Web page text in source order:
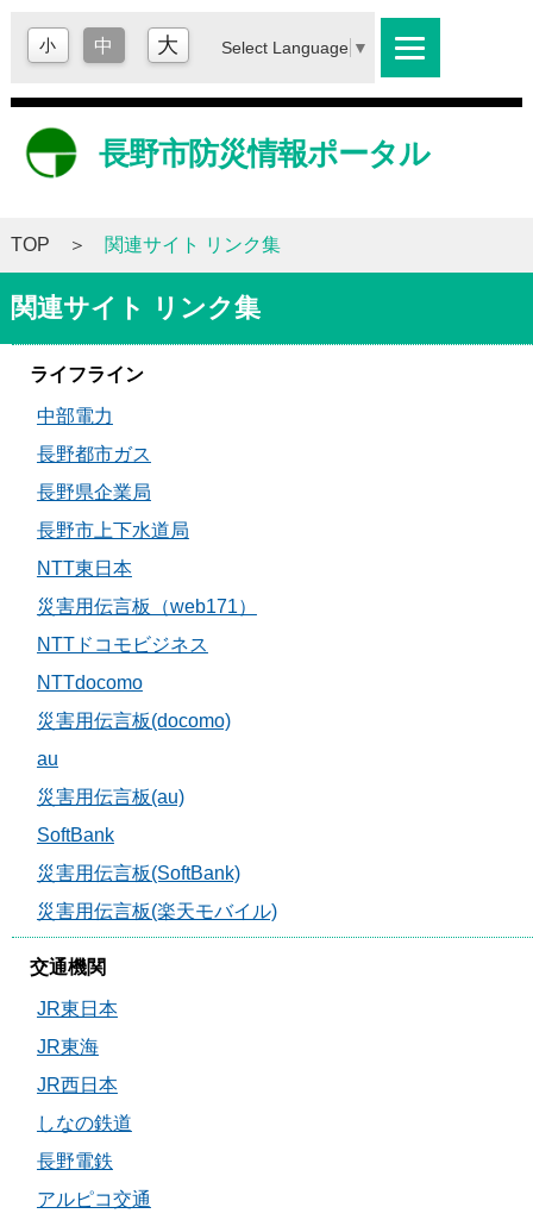
小 中 大 Select Language ▼
長野市防災情報ポータル
TOP 関連サイト リンク集
関連サイト リンク集
ライフライン
中部電力
長野都市ガス
長野県企業局
長野市上下水道局
NTT東日本
災害用伝言板（web171）
NTTドコモビジネス
NTTdocomo
災害用伝言板(docomo)
au
災害用伝言板(au)
SoftBank
災害用伝言板(SoftBank)
災害用伝言板(楽天モバイル)
交通機関
JR東日本
JR東海
JR西日本
しなの鉄道
長野電鉄
アルピコ交通